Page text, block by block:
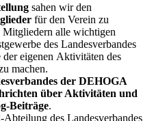
sahen wir den
für den Verein zu
Mitgliedern alle wichtigen
des Landesverbandes
eigenen Aktivitäten des
machen.
der DEHOGA
über Aktivitäten und
Beiträge.
des Landesverbandes